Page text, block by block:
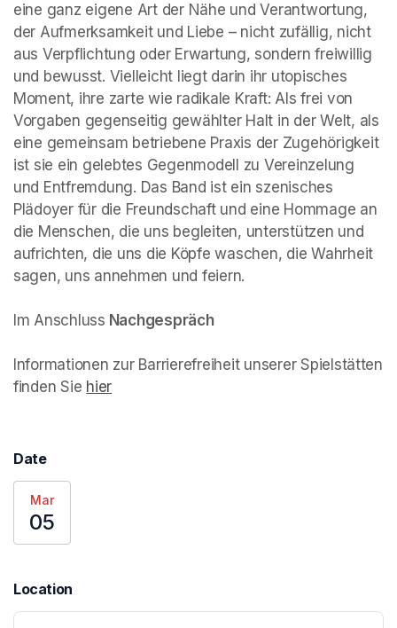
eine ganz eigene Art der Nähe und Verantwortung,
der Aufmerksamkeit und Liebe – nicht zufällig, nicht
aus Verpflichtung oder Erwartung, sondern freiwillig
und bewusst. Vielleicht liegt darin ihr utopisches
Moment, ihre zarte wie radikale Kraft: Als frei von
Vorgaben gegenseitig gewählter Halt in der Welt, als
eine gemeinsam betriebene Praxis der Zugehörigkeit
ist sie ein gelebtes Gegenmodell zu Vereinzelung
und Entfremdung. Das Band ist ein szenisches
Plädoyer für die Freundschaft und eine Hommage an
die Menschen, die uns begleiten, unterstützen und
aufrichten, die uns die Köpfe waschen, die Wahrheit
sagen, uns annehmen und feiern.
Im Anschluss Nachgespräch
Informationen zur Barrierefreiheit unserer Spielstätten
finden Sie hier
Date
Mar
05
Location